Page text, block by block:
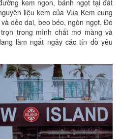
kem ngon, bánh ngọt tại đất
liệu kem của Vua Kem cung
dẻo dai, beo béo, ngòn ngọt. Đó
trong mình chất mơ màng và
làm ngất ngây các tín đồ yêu